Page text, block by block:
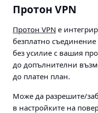
Протон VPN
Протон VPN е
безплатно
без усилие с вашия
до допълнителни
до платен план.
Може да разрешите/
в настройките на